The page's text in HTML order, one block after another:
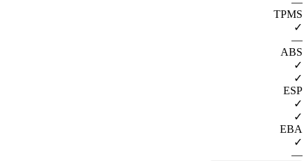
TPMS
✓
—
ABS
✓
✓
ESP
✓
✓
EBA
✓
—